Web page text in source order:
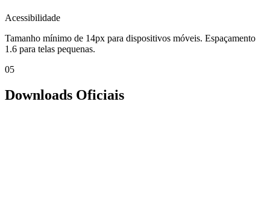
Acessibilidade
Tamanho mínimo de 14px para dispositivos móveis. Espaçamento
1.6 para telas pequenas.
05
Downloads Oficiais